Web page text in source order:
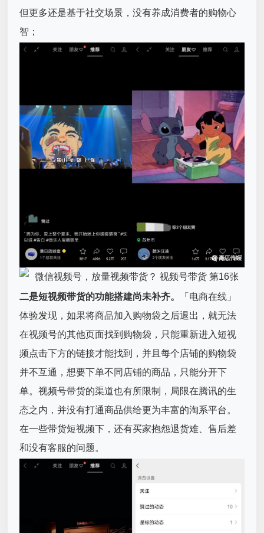
但更多还是基于社交场景，没有养成消费者的购物心
智；
二是短视频带货的功能搭建尚未补齐。
「电商在线」
体验发现，如果将商品加入购物袋之后退出，就无法
在视频号的其他页面找到购物袋，只能重新进入短视
频点击下方的链接才能找到，并且每个店铺的购物袋
并不互通，想要下单不同店铺的商品，只能分开下
单。视频号带货的渠道也有所限制，局限在腾讯的生
态之内，并没有打通商品供给更为丰富的淘系平台。
在一些带货短视频下，还有买家抱怨退货难、售后差
和没有客服的问题。